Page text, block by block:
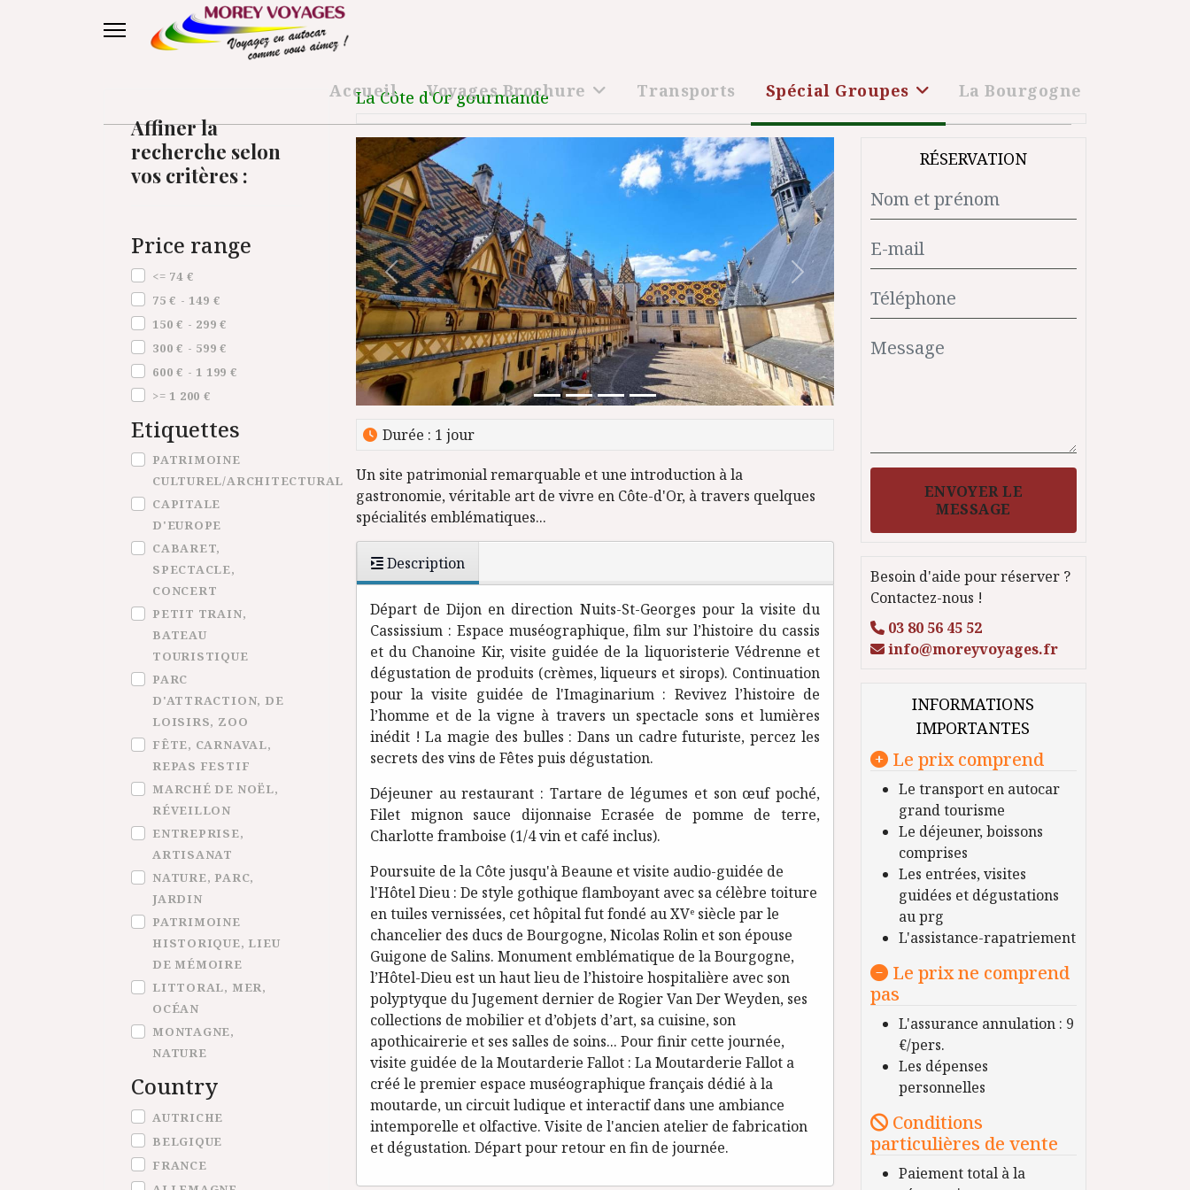
Accueil Voyages Brochure Transports Spécial Groupes La Bourgogne
Affiner la
recherche selon
vos critères :
Price range
Price range
<= 74 €
75 € - 149 €
150 € - 299 €
300 € - 599 €
600 € - 1 199 €
>= 1 200 €
Etiquettes
Etiquettes
PATRIMOINE
CULTUREL/ARCHITECTURAL
CAPITALE
D'EUROPE
CABARET,
SPECTACLE,
CONCERT
PETIT TRAIN,
BATEAU
TOURISTIQUE
PARC
D'ATTRACTION, DE
LOISIRS, ZOO
FÊTE, CARNAVAL,
REPAS FESTIF
MARCHÉ DE NOËL,
RÉVEILLON
ENTREPRISE,
ARTISANAT
NATURE, PARC,
JARDIN
PATRIMOINE
HISTORIQUE, LIEU
DE MÉMOIRE
LITTORAL, MER,
OCÉAN
MONTAGNE,
NATURE
Country
Country
AUTRICHE
BELGIQUE
FRANCE
La Côte d'Or gourmande
Précédent Suivant
Durée : 1 jour
Un site patrimonial remarquable et une introduction à la
gastronomie, véritable art de vivre en Côte-d'Or, à travers quelques
spécialités emblématiques...
Description
Départ de Dijon en direction Nuits-St-Georges pour la visite du
Cassissium : Espace muséographique, film sur l’histoire du cassis
et du Chanoine Kir, visite guidée de la liquoristerie Védrenne et
dégustation de produits (crèmes, liqueurs et sirops). Continuation
pour la visite guidée de l'Imaginarium : Revivez l’histoire de
l’homme et de la vigne à travers un spectacle sons et lumières
inédit ! La magie des bulles : Dans un cadre futuriste, percez les
secrets des vins de Fêtes puis dégustation.
Déjeuner au restaurant : Tartare de légumes et son œuf poché,
Filet mignon sauce dijonnaise Ecrasée de pomme de terre,
Charlotte framboise (1/4 vin et café inclus).
Poursuite de la Côte jusqu'à Beaune et visite audio-guidée de
l'Hôtel Dieu : De style gothique flamboyant avec sa célèbre toiture
en tuiles vernissées, cet hôpital fut fondé au XVᵉ siècle par le
chancelier des ducs de Bourgogne, Nicolas Rolin et son épouse
Guigone de Salins. Monument emblématique de la Bourgogne,
l’Hôtel-Dieu est un haut lieu de l’histoire hospitalière avec son
polyptyque du Jugement dernier de Rogier Van Der Weyden, ses
collections de mobilier et d’objets d’art, sa cuisine, son
apothicairerie et ses salles de soins... Pour finir cette journée,
visite guidée de la Moutarderie Fallot : La Moutarderie Fallot a
créé le premier espace muséographique français dédié à la
moutarde, un circuit ludique et interactif dans une ambiance
intemporelle et olfactive. Visite de l'ancien atelier de fabrication
et dégustation. Départ pour retour en fin de journée.
RÉSERVATION
ENVOYER LE
MESSAGE
Besoin d'aide pour réserver ?
Contactez-nous !
03 80 56 45 52
info@moreyvoyages.fr
INFORMATIONS
IMPORTANTES
Le prix comprend
Le transport en autocar
grand tourisme
Le déjeuner, boissons
comprises
Les entrées, visites
guidées et dégustations
au prg
L'assistance-rapatriement
Le prix ne comprend
pas
L'assurance annulation : 9
€/pers.
Les dépenses
personnelles
Conditions
particulières de vente
Paiement total à la